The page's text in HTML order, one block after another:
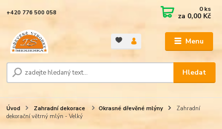
Menu
Hledat
+420 776 500 058 0ks
za 0,00 Kč
Úvod Zahradní dekorace Okrasné dřevěné mlýny
Zahradní
dekorační větrný mlýn - Velký